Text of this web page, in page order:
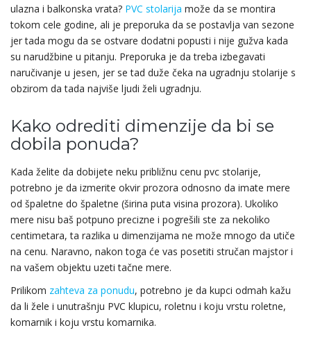
ulazna i balkonska vrata? PVC stolarija može da se montira
tokom cele godine, ali je preporuka da se postavlja van sezone
jer tada mogu da se ostvare dodatni popusti i nije gužva kada
su narudžbine u pitanju. Preporuka je da treba izbegavati
naručivanje u jesen, jer se tad duže čeka na ugradnju stolarije s
obzirom da tada najviše ljudi želi ugradnju.
Kako odrediti dimenzije da bi se
dobila ponuda?
Kada želite da dobijete neku približnu cenu pvc stolarije,
potrebno je da izmerite okvir prozora odnosno da imate mere
od špaletne do špaletne (širina puta visina prozora). Ukoliko
mere nisu baš potpuno precizne i pogrešili ste za nekoliko
centimetara, ta razlika u dimenzijama ne može mnogo da utiče
na cenu. Naravno, nakon toga će vas posetiti stručan majstor i
na vašem objektu uzeti tačne mere.
Prilikom zahteva za ponudu, potrebno je da kupci odmah kažu
da li žele i unutrašnju PVC klupicu, roletnu i koju vrstu roletne,
komarnik i koju vrstu komarnika.